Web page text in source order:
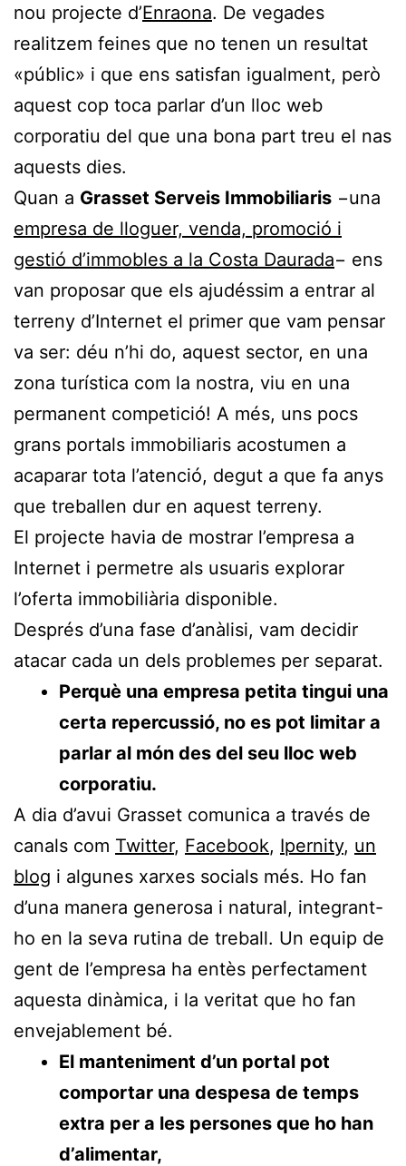
nou projecte d’Enraona. De vegades
realitzem feines que no tenen un resultat
«públic» i que ens satisfan igualment, però
aquest cop toca parlar d’un lloc web
corporatiu del que una bona part treu el nas
aquests dies.
Quan a Grasset Serveis Immobiliaris −una
empresa de lloguer, venda, promoció i
gestió d’immobles a la Costa Daurada− ens
van proposar que els ajudéssim a entrar al
terreny d’Internet el primer que vam pensar
va ser: déu n’hi do, aquest sector, en una
zona turística com la nostra, viu en una
permanent competició! A més, uns pocs
grans portals immobiliaris acostumen a
acaparar tota l’atenció, degut a que fa anys
que treballen dur en aquest terreny.
El projecte havia de mostrar l’empresa a
Internet i permetre als usuaris explorar
l’oferta immobiliària disponible.
Després d’una fase d’anàlisi, vam decidir
atacar cada un dels problemes per separat.
Perquè una empresa petita tingui una
certa repercussió, no es pot limitar a
parlar al món des del seu lloc web
corporatiu.
A dia d’avui Grasset comunica a través de
canals com Twitter, Facebook, Ipernity, un
blog i algunes xarxes socials més. Ho fan
d’una manera generosa i natural, integrant-
ho en la seva rutina de treball. Un equip de
gent de l’empresa ha entès perfectament
aquesta dinàmica, i la veritat que ho fan
envejablement bé.
El manteniment d’un portal pot
comportar una despesa de temps
extra per a les persones que ho han
d’alimentar,